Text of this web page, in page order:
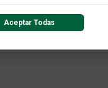
Aceptar Todas